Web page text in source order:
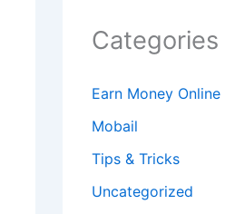
Categories
Earn Money Online
Mobail
Tips & Tricks
Uncategorized